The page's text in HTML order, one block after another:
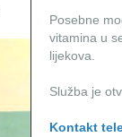
Posebne
vitamina u
lijekova.
Služba je
Kontakt